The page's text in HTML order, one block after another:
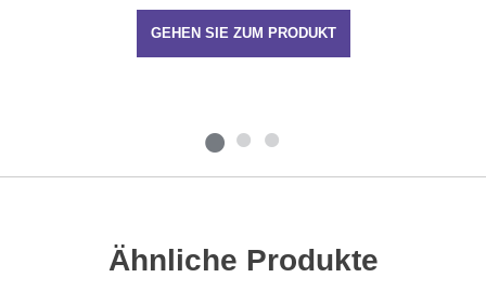
GEHEN SIE ZUM PRODUKT
Ähnliche Produkte